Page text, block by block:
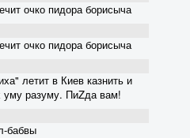
очко пидора борисыча
очко пидора борисыча
летит в Киев казнить и
уму разуму. ПиZда вам!
бабвы